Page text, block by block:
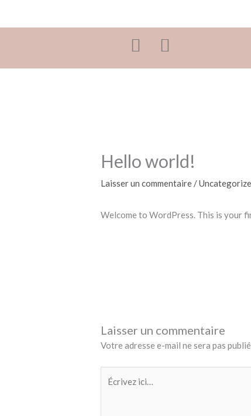
Hello world!
Laisser un commentaire /
Welcome to WordPress. This is your
Laisser un commentaire
Votre adresse e-mail ne sera pas